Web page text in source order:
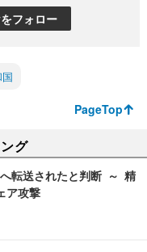
フォロー
PageTop
グ
転送されたと判断 ～ 精
ア攻撃